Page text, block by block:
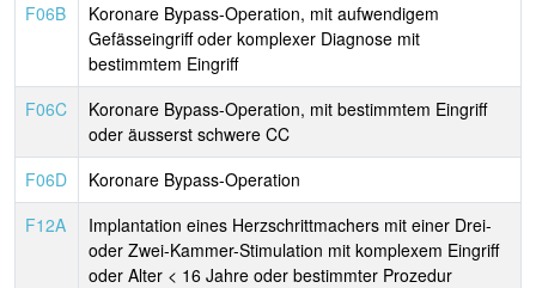
F06B
Koronare Bypass-Operation, mit aufwendigem
Gefässeingriff oder komplexer Diagnose mit
bestimmtem Eingriff
F06C
Koronare Bypass-Operation, mit bestimmtem Eingriff
oder äusserst schwere CC
F06D
Koronare Bypass-Operation
F12A
Implantation eines Herzschrittmachers mit einer Drei-
oder Zwei-Kammer-Stimulation mit komplexem Eingriff
oder Alter < 16 Jahre oder bestimmter Prozedur